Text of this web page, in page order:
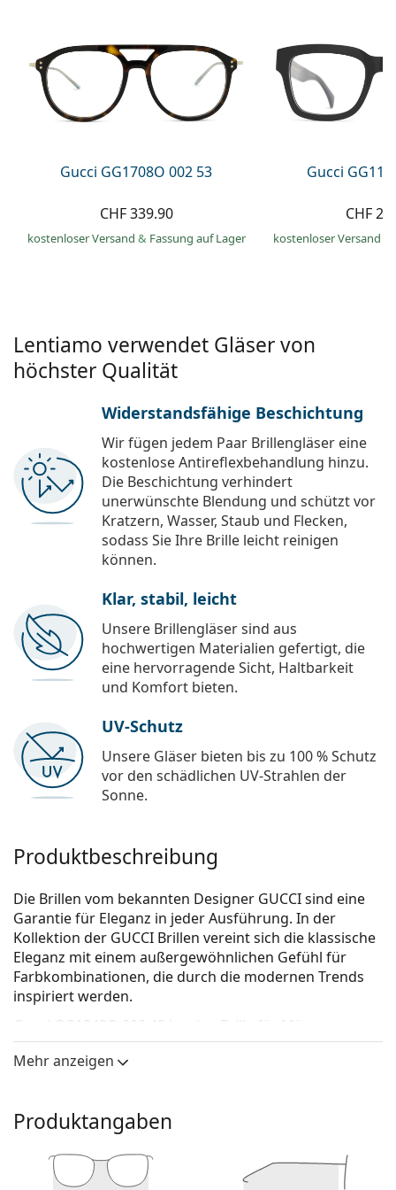
Prada
Alle Marken
Gucci GG1708O 002 53
CHF 339.90
kostenloser Versand & Fassung auf Lager
Gucci
CHF
kostenloser Versand
Lentiamo verwendet Gläser von
höchster Qualität
Widerstandsfähige Beschichtung
Wir fügen jedem Paar Brillengläser eine
kostenlose Antireflexbehandlung hinzu.
Die Beschichtung verhindert
unerwünschte Blendung und schützt vor
Kratzern, Wasser, Staub und Flecken,
sodass Sie Ihre Brille leicht reinigen
können.
Klar, stabil, leicht
Unsere Brillengläser sind aus
hochwertigen Materialien gefertigt, die
eine hervorragende Sicht, Haltbarkeit
und Komfort bieten.
UV-Schutz
Unsere Gläser bieten bis zu 100 % Schutz
vor den schädlichen UV-Strahlen der
Sonne.
Produktbeschreibung
Die Brillen vom bekannten Designer GUCCI sind eine
Garantie für Eleganz in jeder Ausführung. In der
Kollektion der GUCCI Brillen vereint sich die klassische
Eleganz mit einem außergewöhnlichen Gefühl für
Farbkombinationen, die durch die modernen Trends
inspiriert werden.
Gucci GG1343O 002 49
ist eine Brille für Männer.
Schauen Sie sich mit der virtuellen Anprobefunktion
von Lentiamo an, wie Sie in dieser Brille aussehen.
Die braune Farbe der Brillenfassung passt perfekt
zu warmen Hauttönen und hellbraunem,
schwarzem oder dunkelblondem Haar.
Mehr anzeigen
Produktangaben